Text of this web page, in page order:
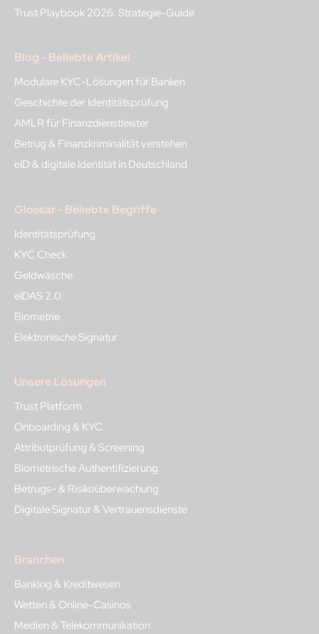
Trust Playbook 2026: Strategie-Guide
Blog - Beliebte Artikel
Modulare KYC-Lösungen für Banken
Geschichte der Identitätsprüfung
AMLR für Finanzdienstleister
Betrug & Finanzkriminalität verstehen
eID & digitale Identität in Deutschland
Glossar - Beliebte Begriffe
Identitätsprüfung
KYC Check
Geldwäsche
eIDAS 2.0
Biometrie
Elektronische Signatur
Unsere Lösungen
Trust Platform
Onboarding & KYC
Attributprüfung & Screening
Biometrische Authentifizierung
Betrugs- & Risikoüberwachung
Digitale Signatur & Vertrauensdienste
Branchen
Banking & Kreditwesen
Wetten & Online-Casinos
Medien & Telekommunikation